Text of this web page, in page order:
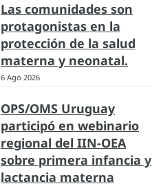
Las comunidades son
protagonistas en la
protección de la salud
materna y neonatal.
6 Ago 2026
OPS/OMS Uruguay
participó en webinario
regional del IIN-OEA
sobre primera infancia y
lactancia materna